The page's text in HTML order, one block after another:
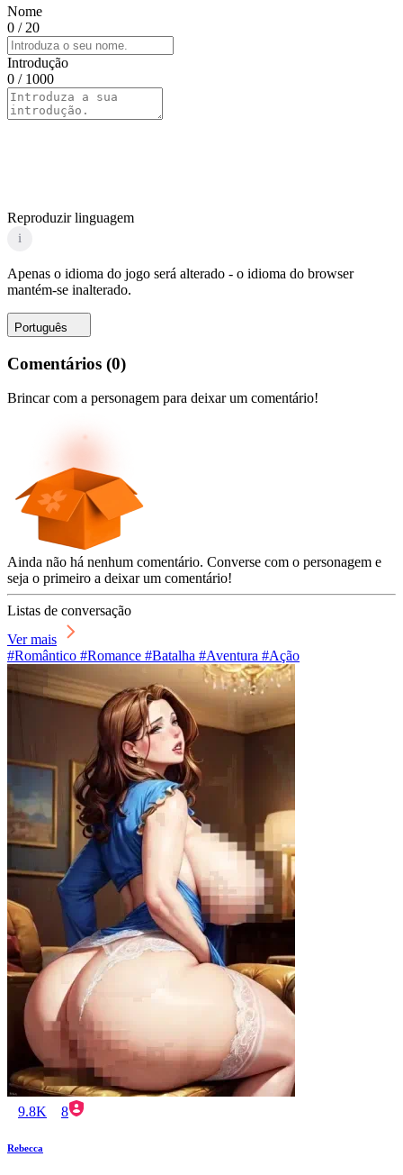
Nome
0 / 20
Introdução
0 / 1000
Reproduzir linguagem
i
Apenas o idioma do jogo será alterado - o idioma do browser
mantém-se inalterado.
Português
Comentários (0)
Brincar com a personagem para deixar um comentário!
Ainda não há nenhum comentário. Converse com o personagem e
seja o primeiro a deixar um comentário!
Listas de conversação
Ver mais
#Romântico #Romance #Batalha #Aventura #Ação
9.8K 8
Rebecca